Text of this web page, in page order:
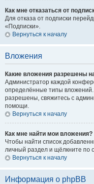
Как мне отказаться от
Для отказа от подписки
«Подписки».
Вернуться к началу
Вложения
Какие вложения разрешены
Администратор каждой
определённые типы
разрешены, свяжитесь с
помощи.
Вернуться к началу
Как мне найти мои вложения?
Чтобы найти список
личный раздел и щёлкните по
Вернуться к началу
Информация о phpBB